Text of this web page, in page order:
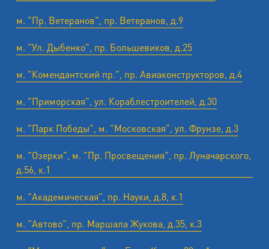
м. "Пр. Ветеранов", пр. Ветеранов, д.9
м. "Ул. Дыбенко", пр. Большевиков, д.25
м. "Комендантский пр.", пр. Авиаконструкторов, д.4
м. "Приморская", ул. Кораблестроителей, д.30
м. "Парк Победы", м. "Московская", ул. Фрунзе, д.3
м. "Озерки", м. "Пр. Просвещения", пр. Луначарского,
д.56, к.1
м. "Академическая", пр. Науки, д.8, к.1
м. "Автово", пр. Маршала Жукова, д.35, к.3